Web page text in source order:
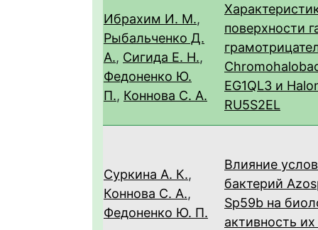
Ибрахим И. М.,
Рыбальченко Д.
А., Сигида Е. Н.,
Федоненко Ю.
П., Коннова С. А.
поверхности
EG1QL3 и
RU5S2EL
Суркина А. К.,
Коннова С. А.,
Федоненко Ю. П.
Влияние
бактерий
Sp59b на
активность